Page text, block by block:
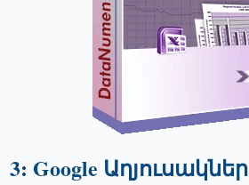
3: Google Աղյուսակներ